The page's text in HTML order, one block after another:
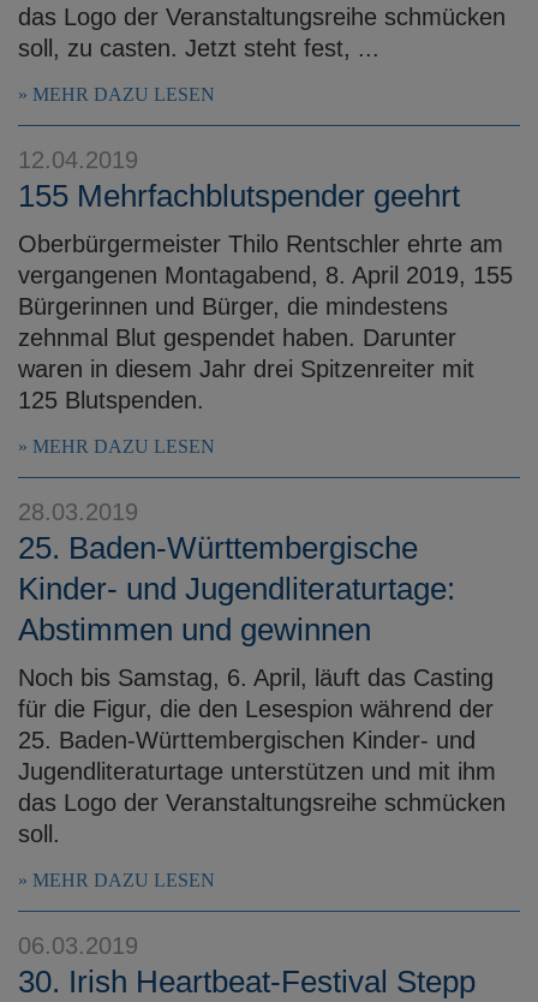
das Logo der Veranstaltungsreihe schmücken
soll, zu casten. Jetzt steht fest, ...
MEHR DAZU LESEN
12.04.2019
155 Mehrfachblutspender geehrt
Oberbürgermeister Thilo Rentschler ehrte am
vergangenen Montagabend, 8. April 2019, 155
Bürgerinnen und Bürger, die mindestens
zehnmal Blut gespendet haben. Darunter
waren in diesem Jahr drei Spitzenreiter mit
125 Blutspenden.
MEHR DAZU LESEN
28.03.2019
25. Baden-Württembergische
Kinder- und Jugendliteraturtage:
Abstimmen und gewinnen
Noch bis Samstag, 6. April, läuft das Casting
für die Figur, die den Lesespion während der
25. Baden-Württembergischen Kinder- und
Jugendliteraturtage unterstützen und mit ihm
das Logo der Veranstaltungsreihe schmücken
soll.
MEHR DAZU LESEN
06.03.2019
30. Irish Heartbeat-Festival Stepp